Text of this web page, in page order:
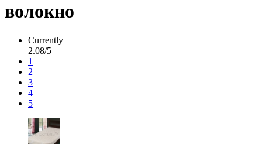
волокно
Currently
2.08/5
1
2
3
4
5